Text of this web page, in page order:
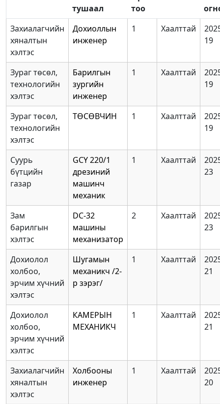
тушаал
тоо
Захиалагчийн
хяналтын
хэлтэс
Дохиоллын
инженер
1 Хаалттай
19
Зураг төсөл,
технологийн
хэлтэс
Барилгын
зургийн
инженер
1 Хаалттай
19
Зураг төсөл,
технологийн
хэлтэс
ТӨСӨВЧИН 1 Хаалттай
19
Суурь
бүтцийн
газар
GCY 220/1
дрезиний
машинч
механик
1 Хаалттай
23
Зам
барилгын
хэлтэс
DC-32
машины
механизатор
2 Хаалттай
23
Дохиолол
холбоо,
эрчим хүчний
хэлтэс
Шугамын
механикч /2-
р зэрэг/
1 Хаалттай
21
Дохиолол
холбоо,
эрчим хүчний
хэлтэс
КАМЕРЫН
МЕХАНИКЧ
1 Хаалттай
21
Захиалагчийн
хяналтын
хэлтэс
Холбооны
инженер
1 Хаалттай
20